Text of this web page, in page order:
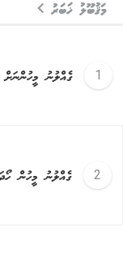
މަޤުބޫލު ޚަބަރު
ގެއްލުނު
ގެއްލުނު މީހުން